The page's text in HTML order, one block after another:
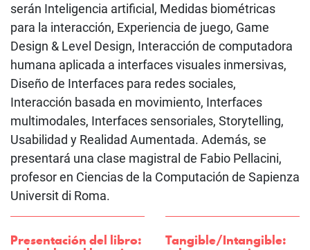
serán Inteligencia artificial, Medidas biométricas
para la interacción, Experiencia de juego, Game
Design & Level Design, Interacción de computadora
humana aplicada a interfaces visuales inmersivas,
Diseño de Interfaces para redes sociales,
Interacción basada en movimiento, Interfaces
multimodales, Interfaces sensoriales, Storytelling,
Usabilidad y Realidad Aumentada. Además, se
presentará una clase magistral de Fabio Pellacini,
profesor en Ciencias de la Computación de Sapienza
Universit di Roma.
Presentación del libro: Tangible/Intangible: